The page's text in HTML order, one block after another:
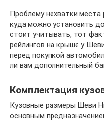
Проблему нехватки
куда можно установить
стоит учитывать, тот
рейлингов на крыше у
перед покупкой
ли вам дополнительный
Комплектация
Кузовные размеры Шеви
основным